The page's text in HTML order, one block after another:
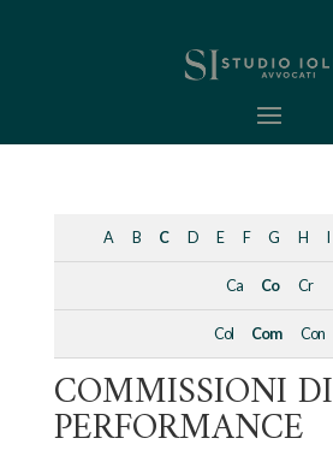
A B C D E F G H I
Ca Co Cr
Col Com Con
COMMISSIONI DI
PERFORMANCE